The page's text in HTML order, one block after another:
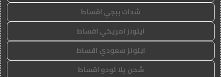
شدات ببجي اقساط
ايتونز امريكي اقساط
ايتونز سعودي اقساط
شحن يلا لودو اقساط